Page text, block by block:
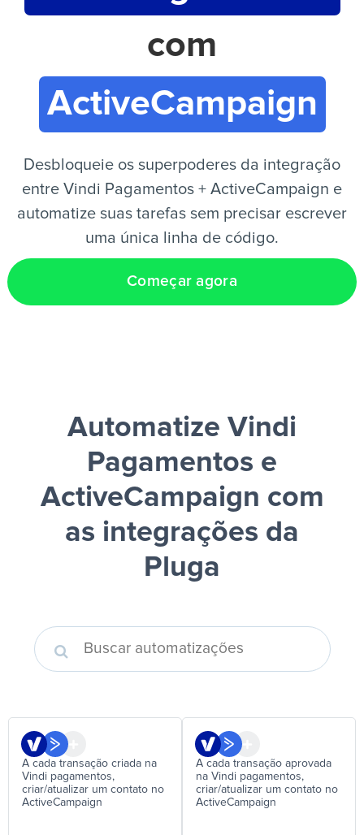
PT
com
ActiveCampaign
Desbloqueie os superpoderes da integração
entre Vindi Pagamentos + ActiveCampaign e
automatize suas tarefas sem precisar escrever
uma única linha de código.
Começar agora
Automatize Vindi
Pagamentos e
ActiveCampaign com
as integrações da
Pluga
A cada transação criada na
Vindi pagamentos,
criar/atualizar um contato no
ActiveCampaign
A cada transação aprovada
na Vindi pagamentos,
criar/atualizar um contato no
ActiveCampaign